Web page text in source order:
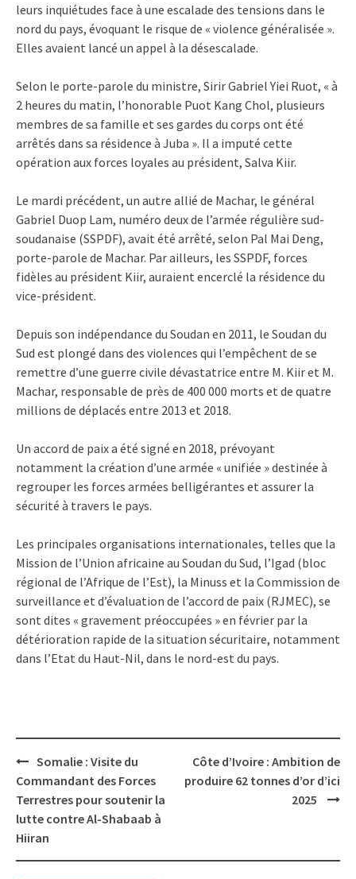
leurs inquiétudes face à une escalade des tensions dans le
nord du pays, évoquant le risque de « violence généralisée ».
Elles avaient lancé un appel à la désescalade.
Selon le porte-parole du ministre, Sirir Gabriel Yiei Ruot, « à
2 heures du matin, l’honorable Puot Kang Chol, plusieurs
membres de sa famille et ses gardes du corps ont été
arrêtés dans sa résidence à Juba ». Il a imputé cette
opération aux forces loyales au président, Salva Kiir.
Le mardi précédent, un autre allié de Machar, le général
Gabriel Duop Lam, numéro deux de l’armée régulière sud-
soudanaise (SSPDF), avait été arrêté, selon Pal Mai Deng,
porte-parole de Machar. Par ailleurs, les SSPDF, forces
fidèles au président Kiir, auraient encerclé la résidence du
vice-président.
Depuis son indépendance du Soudan en 2011, le Soudan du
Sud est plongé dans des violences qui l’empêchent de se
remettre d’une guerre civile dévastatrice entre M. Kiir et M.
Machar, responsable de près de 400 000 morts et de quatre
millions de déplacés entre 2013 et 2018.
Un accord de paix a été signé en 2018, prévoyant
notamment la création d’une armée « unifiée » destinée à
regrouper les forces armées belligérantes et assurer la
sécurité à travers le pays.
Les principales organisations internationales, telles que la
Mission de l’Union africaine au Soudan du Sud, l’Igad (bloc
régional de l’Afrique de l’Est), la Minuss et la Commission de
surveillance et d’évaluation de l’accord de paix (RJMEC), se
sont dites « gravement préoccupées » en février par la
détérioration rapide de la situation sécuritaire, notamment
dans l’Etat du Haut-Nil, dans le nord-est du pays.
Post
navigation
Somalie : Visite du
Commandant des Forces
Terrestres pour soutenir la
lutte contre Al-Shabaab à
Hiiran
Côte d’Ivoire : Ambition de
produire 62 tonnes d’or d’ici
2025